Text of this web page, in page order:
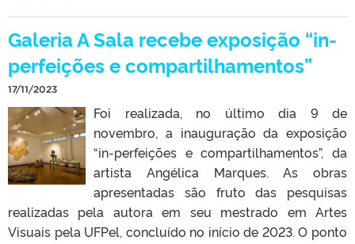
Galeria A Sala recebe exposição “in-
perfeições e compartilhamentos”
17/11/2023
Foi realizada, no último dia 9 de
novembro, a inauguração da exposição
“in-perfeições e compartilhamentos”, da
artista Angélica Marques. As obras
apresentadas são fruto das pesquisas
realizadas pela autora em seu mestrado em Artes
Visuais pela UFPel, concluído no início de 2023. O ponto